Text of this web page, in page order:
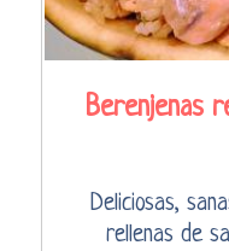
Berenjenas
Deliciosas,
rellenas de